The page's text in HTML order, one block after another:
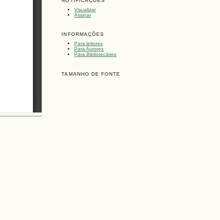
Visualizar
Assinar
INFORMAÇÕES
Para leitores
Para Autores
Para Bibliotecários
TAMANHO DE FONTE